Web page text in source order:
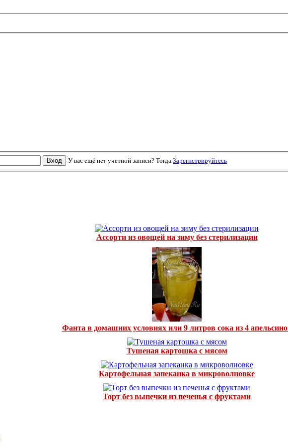
У вас ещё нет учетной записи? Тогда Зарегистрируйтесь
Ассорти из овощей на зиму без стерилизации
Фанта в домашних условиях или 9 литров сока из 4
Тушеная картошка с мясом
Картофельная запеканка в микроволновке
Торт без выпечки из печенья с фруктами